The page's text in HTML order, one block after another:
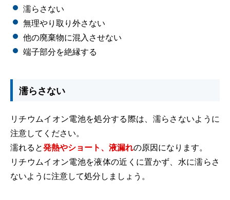
濡らさない
無理やり取り外さない
他の廃棄物に混入させない
端子部分を絶縁する
濡らさない
リチウムイオン電池を処分する際は、濡らさないように
注意してください。
濡れると発熱やショート、液漏れの原因になります。
リチウムイオン電池を液体の近くに置かず、水に濡らさ
ないように注意して処分しましょう。